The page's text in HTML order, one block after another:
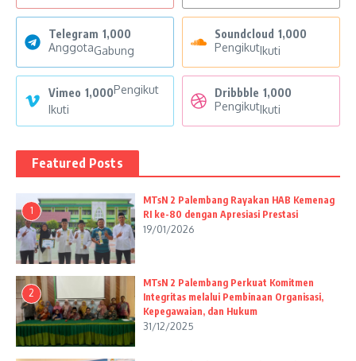
Telegram 1,000
AnggotaGabung
Soundcloud 1,000
PengikutIkuti
Vimeo 1,000Pengikut
Ikuti
Dribbble 1,000
PengikutIkuti
Featured Posts
1
MTsN 2 Palembang Rayakan HAB Kemenag
RI ke-80 dengan Apresiasi Prestasi
19/01/2026
2
MTsN 2 Palembang Perkuat Komitmen
Integritas melalui Pembinaan Organisasi,
Kepegawaian, dan Hukum
31/12/2025